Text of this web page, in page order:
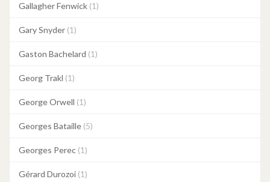
Gallagher Fenwick (1)
Gary Snyder (1)
Gaston Bachelard (1)
Georg Trakl (1)
George Orwell (1)
Georges Bataille (5)
Georges Perec (1)
Gérard Durozoi (1)